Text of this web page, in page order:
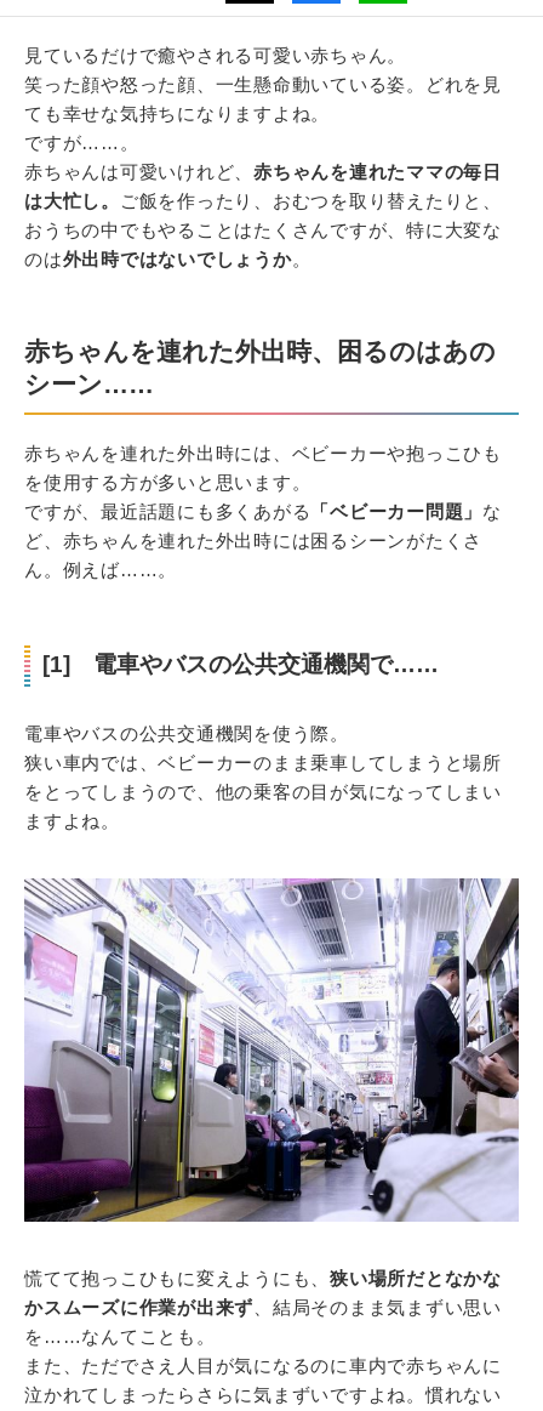
見ているだけで癒やされる可愛い赤ちゃん。
笑った顔や怒った顔、一生懸命動いている姿。どれを見
ても幸せな気持ちになりますよね。
ですが……。
赤ちゃんは可愛いけれど、 赤ちゃんを連れたママの毎日
は大忙し。
ご飯を作ったり、おむつを取り替えたりと、
おうちの中でもやることはたくさんですが、特に大変な
のは外出時ではないでしょうか。
赤ちゃんを連れた外出時、困るのはあの
シーン……
赤ちゃんを連れた外出時には、ベビーカーや抱っこひも
を使用する方が多いと思います。
ですが、最近話題にも多くあがる
「ベビーカー問題」 な
ど、赤ちゃんを連れた外出時には困るシーンがたくさ
ん。例えば……。
[1] 電車やバスの公共交通機関で……
電車やバスの公共交通機関を使う際。
狭い車内では、ベビーカーのまま乗車してしまうと場所
をとってしまうので、他の乗客の目が気になってしまい
ますよね。
慌てて抱っこひもに変えようにも、 狭い場所だとなかな
かスムーズに作業が出来ず 、結局そのまま気まずい思い
を……なんてことも。
また、ただでさえ人目が気になるのに車内で赤ちゃんに
泣かれてしまったらさらに気まずいですよね。慣れない